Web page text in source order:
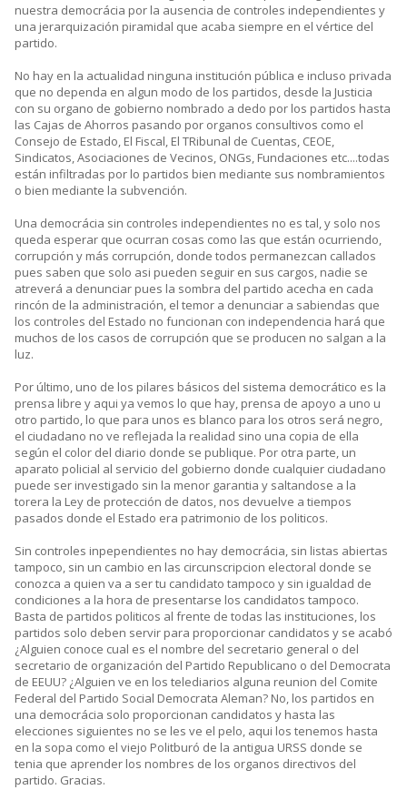
nuestra democrácia por la ausencia de controles independientes y
una jerarquización piramidal que acaba siempre en el vértice del
partido.
No hay en la actualidad ninguna institución pública e incluso privada
que no dependa en algun modo de los partidos, desde la Justicia
con su organo de gobierno nombrado a dedo por los partidos hasta
las Cajas de Ahorros pasando por organos consultivos como el
Consejo de Estado, El Fiscal, El TRibunal de Cuentas, CEOE,
Sindicatos, Asociaciones de Vecinos, ONGs, Fundaciones etc....todas
están infiltradas por lo partidos bien mediante sus nombramientos
o bien mediante la subvención.
Una democrácia sin controles independientes no es tal, y solo nos
queda esperar que ocurran cosas como las que están ocurriendo,
corrupción y más corrupción, donde todos permanezcan callados
pues saben que solo asi pueden seguir en sus cargos, nadie se
atreverá a denunciar pues la sombra del partido acecha en cada
rincón de la administración, el temor a denunciar a sabiendas que
los controles del Estado no funcionan con independencia hará que
muchos de los casos de corrupción que se producen no salgan a la
luz.
Por último, uno de los pilares básicos del sistema democrático es la
prensa libre y aqui ya vemos lo que hay, prensa de apoyo a uno u
otro partido, lo que para unos es blanco para los otros será negro,
el ciudadano no ve reflejada la realidad sino una copia de ella
según el color del diario donde se publique. Por otra parte, un
aparato policial al servicio del gobierno donde cualquier ciudadano
puede ser investigado sin la menor garantia y saltandose a la
torera la Ley de protección de datos, nos devuelve a tiempos
pasados donde el Estado era patrimonio de los politicos.
Sin controles inpependientes no hay democrácia, sin listas abiertas
tampoco, sin un cambio en las circunscripcion electoral donde se
conozca a quien va a ser tu candidato tampoco y sin igualdad de
condiciones a la hora de presentarse los candidatos tampoco.
Basta de partidos politicos al frente de todas las instituciones, los
partidos solo deben servir para proporcionar candidatos y se acabó
¿Alguien conoce cual es el nombre del secretario general o del
secretario de organización del Partido Republicano o del Democrata
de EEUU? ¿Alguien ve en los telediarios alguna reunion del Comite
Federal del Partido Social Democrata Aleman? No, los partidos en
una democrácia solo proporcionan candidatos y hasta las
elecciones siguientes no se les ve el pelo, aqui los tenemos hasta
en la sopa como el viejo Politburó de la antigua URSS donde se
tenia que aprender los nombres de los organos directivos del
partido. Gracias.